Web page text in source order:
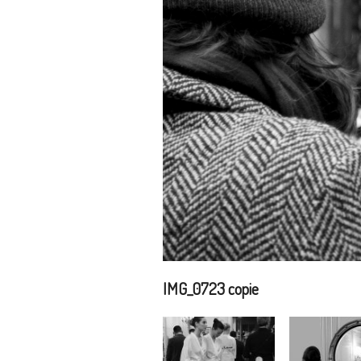
IMG_0723 copie